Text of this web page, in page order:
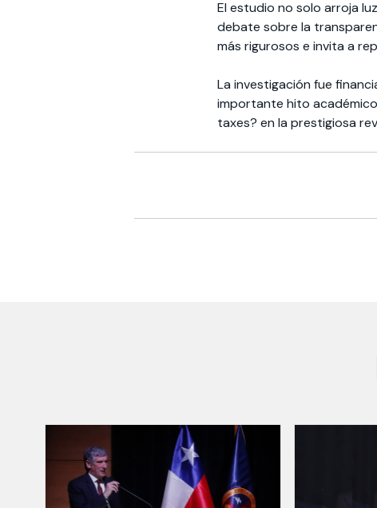
El estudio no solo arroja
debate sobre la
más rigurosos e invita a
La investigación fue
importante hito
taxes? en la prestigiosa